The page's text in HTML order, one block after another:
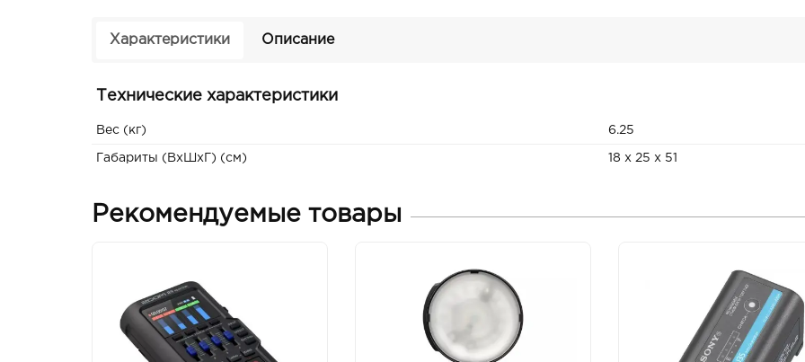
Характеристики Описание
Технические характеристики
Вес (кг) 6.25
Габариты (ВxШxГ) (см) 18 x 25 x 51
Рекомендуемые товары